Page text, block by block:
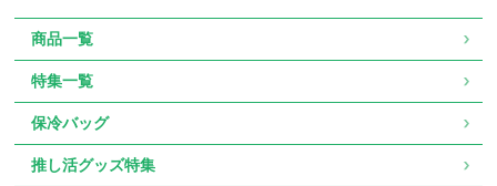
商品一覧
特集一覧
保冷バッグ
推し活グッズ特集